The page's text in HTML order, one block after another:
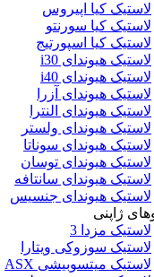
لاستیک کیا اپیروس
لاستیک کیا سورنتو
لاستیک کیا اسپورتیج
لاستیک هیوندای i30
لاستیک هیوندای i40
لاستیک هیوندای آزرا
لاستیک هیوندای النترا
لاستیک هیوندای ولستر
لاستیک هیوندای سوناتا
لاستیک هیوندای توسان
لاستیک هیوندای سانتافه
لاستیک هیوندای جنسیس
ژاپنی
لاستیک مزدا 3
لاستیک سوزوکی ویتارا
لاستیک میتسوبیشی ASX